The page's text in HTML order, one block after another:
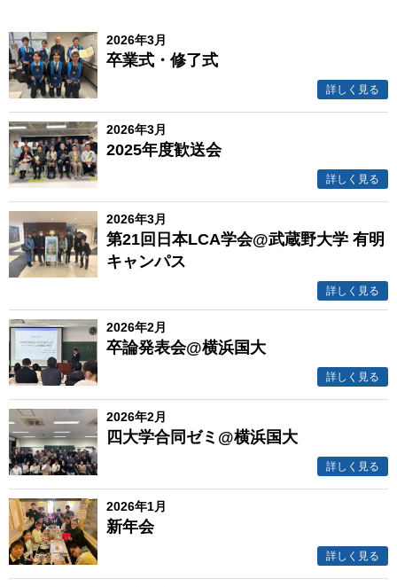
2026年3月
卒業式・修了式
詳しく見る
2026年3月
2025年度歓送会
詳しく見る
2026年3月
第21回日本LCA学会@武蔵野大学 有明
キャンパス
詳しく見る
2026年2月
卒論発表会@横浜国大
詳しく見る
2026年2月
四大学合同ゼミ@横浜国大
詳しく見る
2026年1月
新年会
詳しく見る